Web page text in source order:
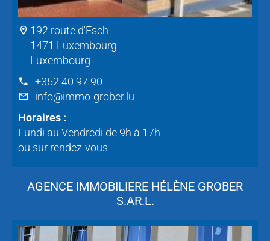
192 route d'Esch
1471 Luxembourg
Luxembourg
+352 40 97 90
info@immo-grober.lu
Horaires :
Lundi au Vendredi de 9h à 17h
ou sur rendez-vous
AGENCE IMMOBILIERE HÉLÈNE GROBER
S.AR.L.